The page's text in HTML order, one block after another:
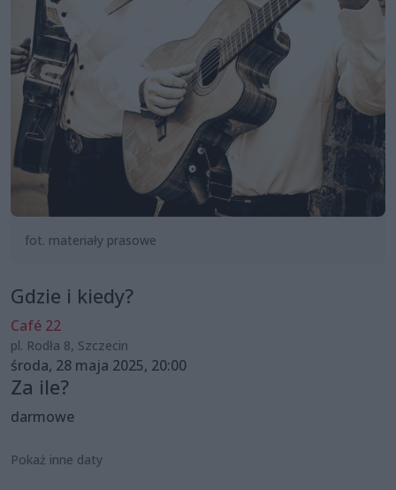
fot. materiały prasowe
Gdzie i kiedy?
Café 22
pl. Rodła 8, Szczecin
środa, 28 maja 2025, 20:00
Za ile?
darmowe
Pokaż inne daty